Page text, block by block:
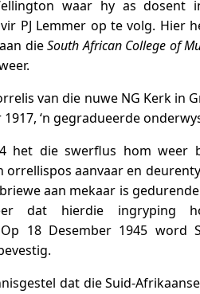
waar hy as dosent
PJ Lemmer op te volg. Hier
dieSouth African College of
van die nuwe NG Kerk in
‘n gegradueerde
het die swerflus hom weer
orrellispos aanvaar en
aan mekaar is
dat hierdie ingryping
18 Desember 1945 word
dat die Suid-